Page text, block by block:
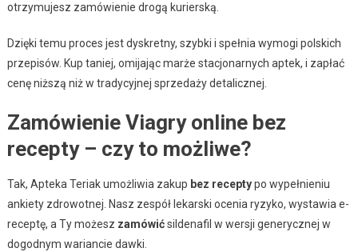
otrzymujesz zamówienie drogą kurierską.
Dzięki temu proces jest dyskretny, szybki i spełnia wymogi polskich
przepisów. Kup taniej, omijając marże stacjonarnych aptek, i zapłać
cenę niższą niż w tradycyjnej sprzedaży detalicznej.
Zamówienie Viagry online bez
recepty – czy to możliwe?
Tak, Apteka Teriak umożliwia zakup bez receptypo wypełnieniu
ankiety zdrowotnej. Nasz zespół lekarski ocenia ryzyko, wystawia e-
receptę, a Ty możesz zamówićsildenafil w wersji generycznej w
dogodnym wariancie dawki.